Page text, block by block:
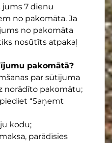
jums 7 dienu
no pakomāta. Ja
no pakomāta
nosūtīts atpakaļ
pakomātā?
par sūtījuma
norādīto pakomātu;
“Saņemt
kodu;
parādīsies